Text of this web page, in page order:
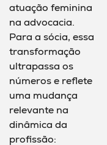
atuação feminina
na advocacia.
Para a sócia, essa
transformação
ultrapassa os
números e reflete
uma mudança
relevante na
dinâmica da
profissão: